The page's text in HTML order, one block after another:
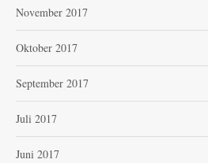
November 2017
Oktober 2017
September 2017
Juli 2017
Juni 2017